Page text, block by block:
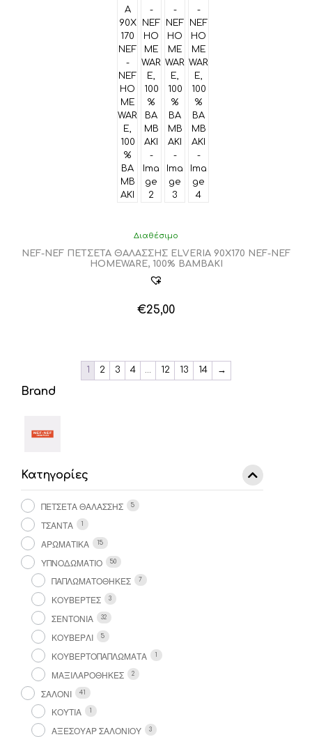
Διαθέσιμο
NEF-NEF ΠΕΤΣΕΤΑ ΘΑΛΑΣΣΗΣ ELVERIA 90X170 NEF-NEF
HOMEWARE, 100% BAMBAKI
€25,00
έχει
1 2 3 4 … 12 13 14 →
Brand
Κατηγορίες
ΠΕΤΣΕΤΑ ΘΑΛΑΣΣΗΣ 5
ΤΣΑΝΤΑ
ΑΡΩΜΑΤΙΚΑ 15
ΥΠΝΟΔΩΜΑΤΙΟ 50
ΠΑΠΛΩΜΑΤΟΘΗΚΕΣ 7
ΚΟΥΒΕΡΤΕΣ 3
ΣΕΝΤΟΝΙΑ 32
ΚΟΥΒΕΡΛΙ 5
ΚΟΥΒΕΡΤΟΠΑΠΛΩΜΑΤΑ
ΜΑΞΙΛΑΡΟΘΗΚΕΣ 2
ΣΑΛΟΝΙ 41
ΚΟΥΤΙΑ
ΑΞΕΣΟΥΑΡ ΣΑΛΟΝΙΟΥ 3